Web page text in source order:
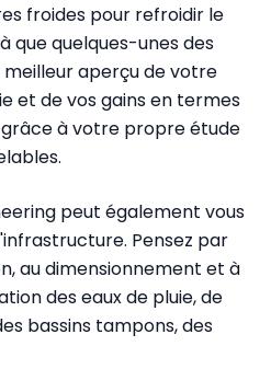
froides pour refroidir le
que quelques-unes des
meilleur aperçu de votre
et de vos gains en termes
à votre propre étude
peut également vous
Pensez par
au dimensionnement et à
des eaux de pluie, de
bassins tampons, des